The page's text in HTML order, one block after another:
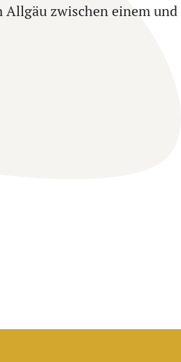
zwischen einem und